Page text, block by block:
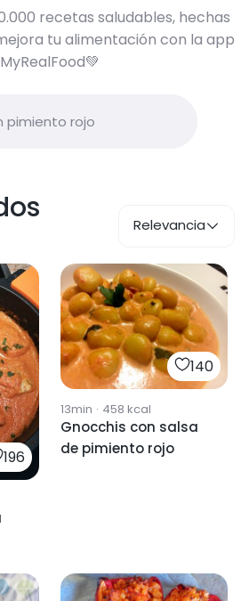
recetas saludables, hechas
tu alimentación con la app
MyRealFood💚
Relevancia
196
140
13min · 458 kcal
Gnocchis con salsa
de pimiento rojo